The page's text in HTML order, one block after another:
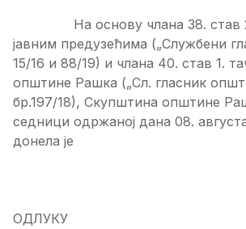
На основу члана 38. став 2.
јавним предузећима („Службени
15/16 и 88/19) и члана 40. став 1.
општине Рашка („Сл. гласник
бр.197/18), Скупштина општине
седници одржаној дана 08.
донела је
ОДЛУКУ